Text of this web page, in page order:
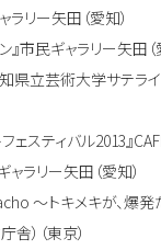
リー矢田（愛知）
市民ギャラリー矢田（
県立芸術大学サテライ
スティバル2013』
ラリー矢田（愛知）
〜トキメキが、爆発
）（東京）